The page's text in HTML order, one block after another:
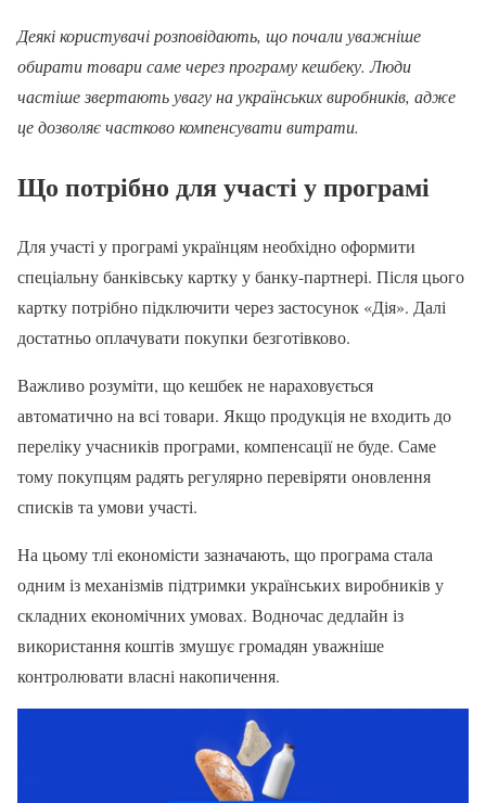
Деякі користувачі розповідають, що почали уважніше
обирати товари саме через програму кешбеку. Люди
частіше звертають увагу на українських виробників, адже
це дозволяє частково компенсувати витрати.
Що потрібно для участі у програмі
Для участі у програмі українцям необхідно оформити
спеціальну банківську картку у банку-партнері. Після цього
картку потрібно підключити через застосунок «Дія». Далі
достатньо оплачувати покупки безготівково.
Важливо розуміти, що кешбек не нараховується
автоматично на всі товари. Якщо продукція не входить до
переліку учасників програми, компенсації не буде. Саме
тому покупцям радять регулярно перевіряти оновлення
списків та умови участі.
На цьому тлі економісти зазначають, що програма стала
одним із механізмів підтримки українських виробників у
складних економічних умовах. Водночас дедлайн із
використання коштів змушує громадян уважніше
контролювати власні накопичення.